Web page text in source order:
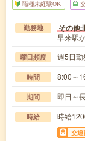
職種未経験OK
勤務地 その他
早来駅
曜日頻度 週5日勤
時間 8:00～
期間 即日～
時給 時給
交通